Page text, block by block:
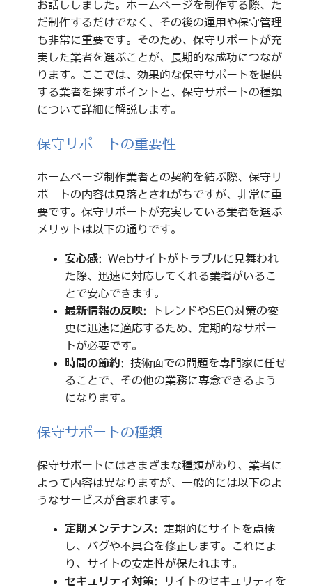
お話ししました。ホームページを制作する際、た
だ制作するだけでなく、その後の運用や保守管理
も非常に重要です。そのため、保守サポートが充
実した業者を選ぶことが、長期的な成功につなが
ります。ここでは、効果的な保守サポートを提供
する業者を探すポイントと、保守サポートの種類
について詳細に解説します。
保守サポートの重要性
ホームページ制作業者との契約を結ぶ際、保守サ
ポートの内容は見落とされがちですが、非常に重
要です。保守サポートが充実している業者を選ぶ
メリットは以下の通りです。
安心感: Webサイトがトラブルに見舞われ
た際、迅速に対応してくれる業者がいるこ
とで安心できます。
最新情報の反映: トレンドやSEO対策の変
更に迅速に適応するため、定期的なサポー
トが必要です。
時間の節約: 技術面での問題を専門家に任せ
ることで、その他の業務に専念できるよう
になります。
保守サポートの種類
保守サポートにはさまざまな種類があり、業者に
よって内容は異なりますが、一般的には以下のよ
うなサービスが含まれます。
定期メンテナンス: 定期的にサイトを点検
し、バグや不具合を修正します。これによ
り、サイトの安定性が保たれます。
セキュリティ対策: サイトのセキュリティを